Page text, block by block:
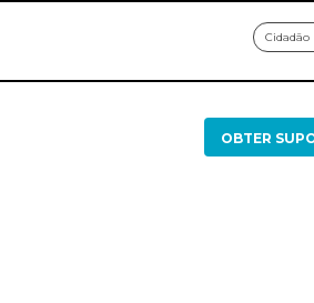
Cidadão
OBTER